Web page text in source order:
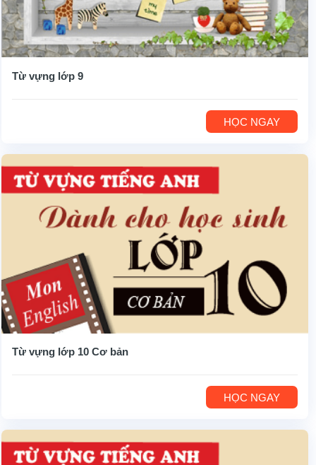
Từ vựng lớp 9
HỌC NGAY
Từ vựng lớp 10 Cơ bản
HỌC NGAY